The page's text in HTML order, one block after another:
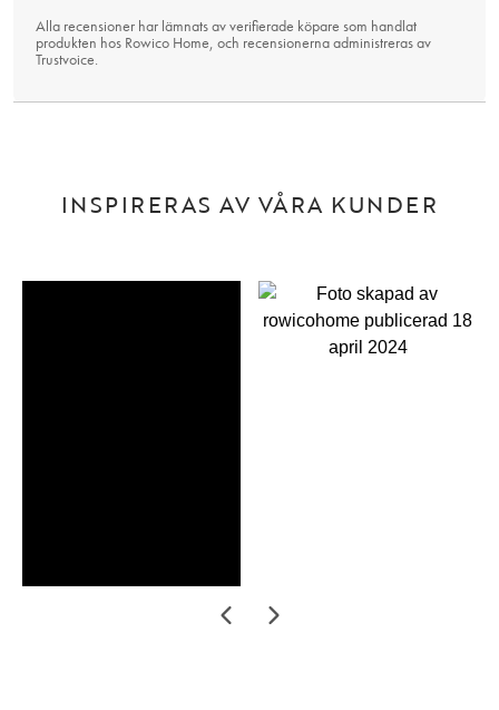
Alla recensioner har lämnats av verifierade köpare som handlat
produkten hos Rowico Home, och recensionerna administreras av
Trustvoice.
INSPIRERAS AV VÅRA KUNDER